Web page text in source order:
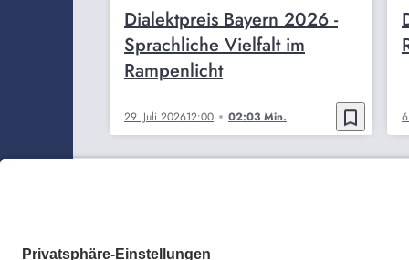
Dialektpreis Bayern 2026 -
Sprachliche Vielfalt im
Rampenlicht
29. Juli 202612:00 02:03 Min. bookmark_border